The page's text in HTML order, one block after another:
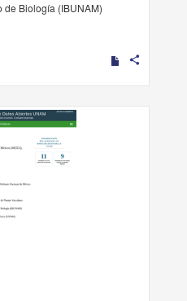
de Biología (IBUNAM)
share